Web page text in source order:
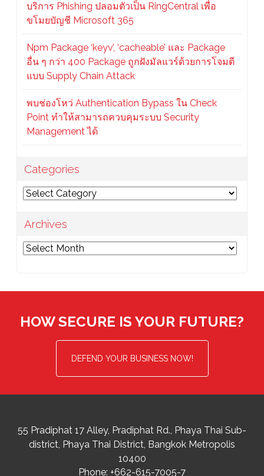
บริการ Phishing ปลอมตัวเป็น RingCentral เพื่อ
ขโมยบัญชี Microsoft 365
Npm Package ‘keyv’, ‘cacheable’ และ Package
อื่น ๆ กว่า 400 Package ถูกฝังมัลแวร์ด้วยการโจมตี
แบบ Supply Chain Attack
พบช่องโหว่ Authentication Bypass ใน Check
Point ทำให้สามารถควบคุมระบบ Security
Management ได้
Categories
Categories
Archives
Archives
HOW SECURE IS YOUR FUTURE?
DEFEND YOUR BUSINESS NOW!
55 Pradiphat 17 Alley, Pradiphat Rd., Phaya Thai Sub-
district Phaya Thai District, Bangkok Metropolis
10400
Phone: +662-615-7005-7